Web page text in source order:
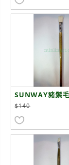
SUNWAY豬鬃
10號
$140